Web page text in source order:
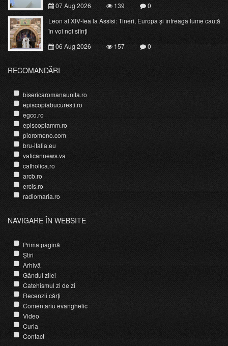
07 Aug 2026
139
0
Leon al XIV-lea la Assisi: Tineri, Europa și întreaga lume caută
în voi noi sfinți
06 Aug 2026
157 0
RECOMANDĂRI
bisericaromanaunita.ro
episcopiabucuresti.ro
egco.ro
episcopiamm.ro
pioromeno.com
bru-italia.eu
vaticannews.va
catholica.ro
arcb.ro
ercis.ro
radiomaria.ro
NAVIGARE ÎN WEBSITE
Prima pagină
Știri
Arhivă
Gândul zilei
Catehismul zi de zi
Recenzii cărți
Comentariu evanghelic
Video
Curia
Contact